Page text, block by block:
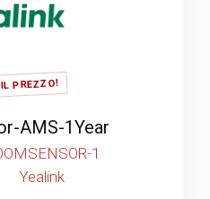
PREZZO!
AMS-1Year
1
Yealink